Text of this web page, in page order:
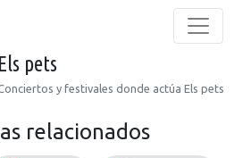
Els pets
y festivales donde actúa Els pets
relacionados